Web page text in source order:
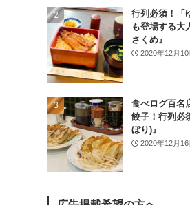
(46)
(1)
行列必須！「
も登場する大
さくめ』
2020年12月10
食べログ百名
餃子！行列必
ぼり)』
2020年12月16